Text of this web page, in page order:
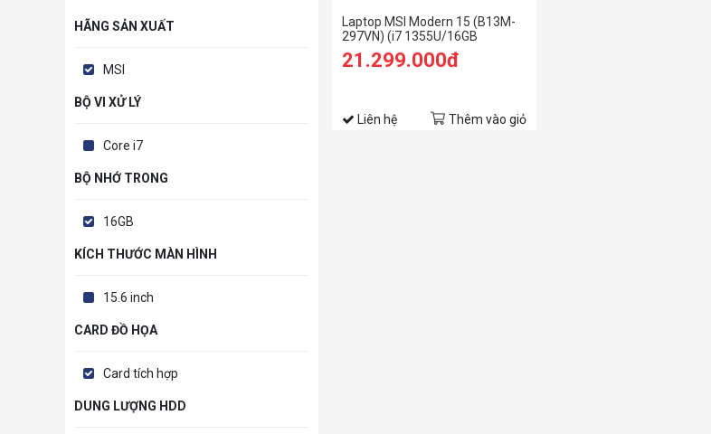
HÃNG SẢN XUẤT
MSI
BỘ VI XỬ LÝ
Core i7
BỘ NHỚ TRONG
16GB
KÍCH THƯỚC MÀN HÌNH
15.6 inch
CARD ĐỒ HỌA
Card tích hợp
DUNG LƯỢNG HDD
Laptop MSI Modern 15 (B13M-
297VN) (i7 1355U/16GB
RAM/512GB SSD/15.6 inch
FHD/Win11/Đen)
21.299.000đ
Liên hệ Thêm vào giỏ